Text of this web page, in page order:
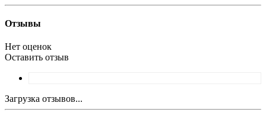
Отзывы
Нет оценок
Оставить отзыв
Загрузка отзывов...